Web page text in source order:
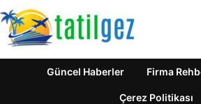
Güncel Haberler Firma
Çerez Politikası